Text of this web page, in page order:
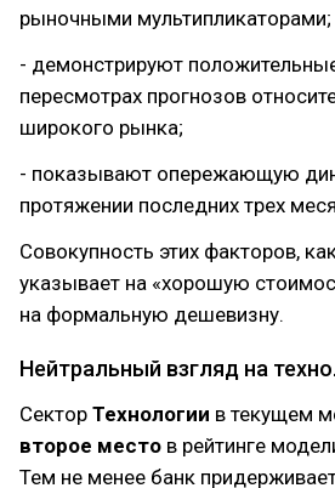
рыночными мультипликаторами;
- демонстрируют
пересмотрах прогнозов
широкого рынка;
- показывают опережающую
протяжении последних трех
Совокупность этих факторов,
указывает на «хорошую
на формальную дешевизну.
Нейтральный взгляд на
Сектор Технологии в текущем
второе место в рейтинге
Тем не менее банк